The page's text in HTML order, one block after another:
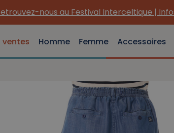
nous au Festival Interceltique |
ventes Homme Femme Accessoires